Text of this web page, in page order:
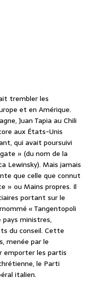
trembler les
et en Amérique.
Juan Tapia au Chili
aux États-Unis
qui avait poursuivi
» (du nom de la
Lewinsky). Mais jamais
que celle que connut
» ou Mains propres. Il
portant sur le
« Tangentopoli
ministres,
du conseil. Cette
menée par le
emporter les partis
le Parti
italien.